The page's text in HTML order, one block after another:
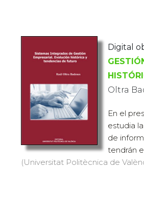
Digital
Oltra
En el
estudia
de
tendrán
(Universitat Politècnica de